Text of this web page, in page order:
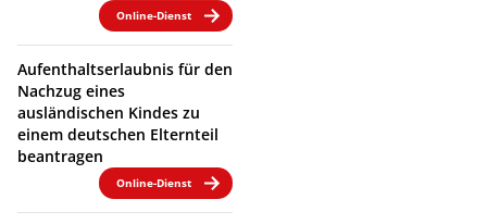
Online-Dienst
Aufenthaltserlaubnis für den
Nachzug eines
ausländischen Kindes zu
einem deutschen Elternteil
beantragen
Online-Dienst